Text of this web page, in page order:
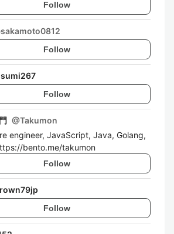
Follow
sakamoto0812
Follow
Follow
@Takumon
engineer, JavaScript, Java, Golang,
bento.me/takumon
Follow
Follow